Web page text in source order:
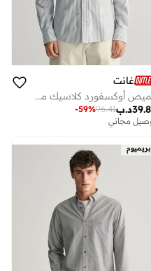
غانت
قميص أوكسفورد كلاسيك مخطط بانكر بقصة ضيقة من جانت
د.ب96.41
-59%
مجاني
بريميوم